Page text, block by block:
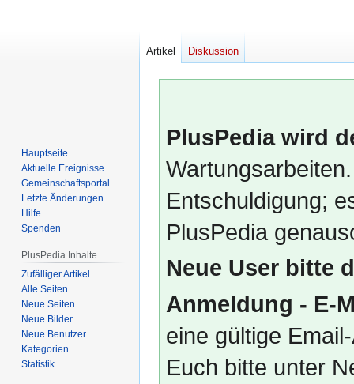
PlusPedia wird
Entschuldigung;
PlusPedia
Neue User bitte
Anmeldung - E-
eine gültige
Euch bitte unter
Artikel Diskussion
Hauptseite
Aktuelle Ereignisse
Gemeinschafts­portal
Letzte Änderungen
Hilfe
Spenden
PlusPedia Inhalte
Zufälliger Artikel
Alle Seiten
Neue Seiten
Neue Bilder
Neue Benutzer
Kategorien
Statistik